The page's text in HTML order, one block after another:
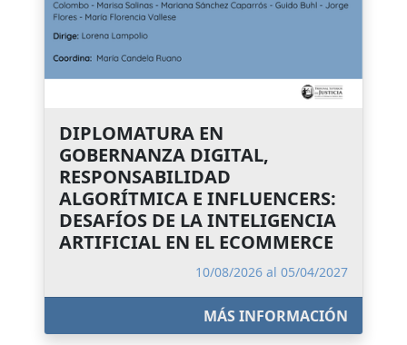
DIPLOMATURA EN
GOBERNANZA DIGITAL,
RESPONSABILIDAD
ALGORÍTMICA E INFLUENCERS:
DESAFÍOS DE LA INTELIGENCIA
ARTIFICIAL EN EL ECOMMERCE
10/08/2026 al 05/04/2027
MÁS INFORMACIÓN